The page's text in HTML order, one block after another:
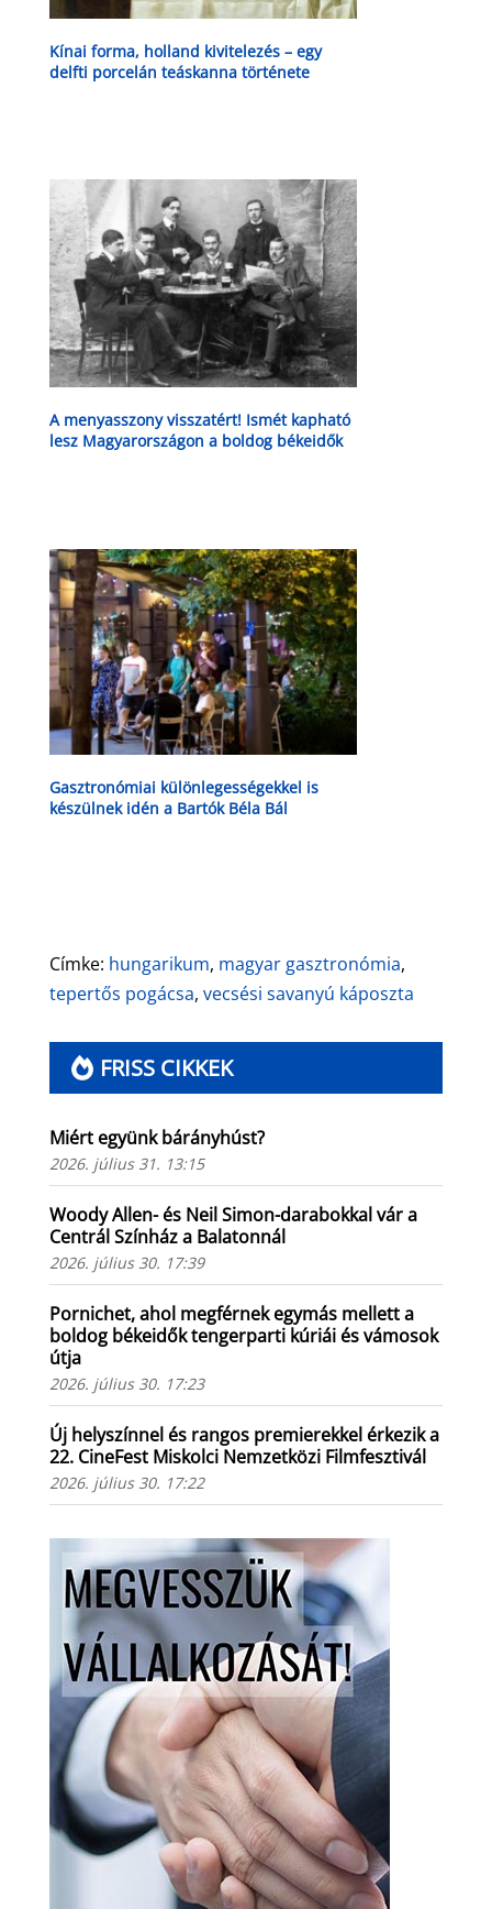
Kínai forma, holland kivitelezés – egy
delfti porcelán teáskanna története
A menyasszony visszatért! Ismét kapható
lesz Magyarországon a boldog békeidők
Gasztronómiai különlegességekkel is
készülnek idén a Bartók Béla Bál
Címke: hungarikum, magyar gasztronómia,
tepertős pogácsa, vecsési savanyú káposzta
FRISS CIKKEK
Miért együnk bárányhúst?
2026. július 31. 13:15
Woody Allen- és Neil Simon-darabokkal vár a
Centrál Színház a Balatonnál
2026. július 30. 17:39
Pornichet, ahol megférnek egymás mellett a
boldog békeidők tengerparti kúriái és vámosok
útja
2026. július 30. 17:23
Új helyszínnel és rangos premierekkel érkezik a
22. CineFest Miskolci Nemzetközi Filmfesztivál
2026. július 30. 17:22